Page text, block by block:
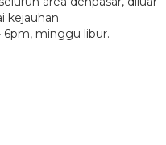
kejauhan.
6pm, minggu libur.